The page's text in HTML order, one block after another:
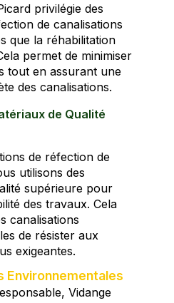
privilégie des
de canalisations
que la réhabilitation
permet de minimiser
tout en assurant une
des canalisations.
de Qualité
de réfection de
utilisons des
supérieure pour
des travaux. Cela
canalisations
de résister aux
exigeantes.
Environnementales
Vidange